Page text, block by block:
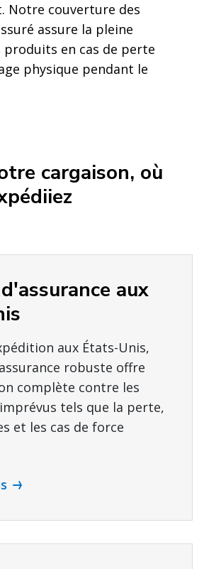
Notre couverture des
assure la pleine
produits en cas de perte
physique pendant le
cargaison, où
aux
aux États-Unis,
robuste offre
complète contre les
tels que la perte,
et les cas de force